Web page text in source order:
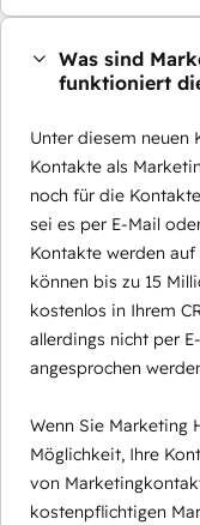
Was sind
funktioniert
Unter diesem neuen
Kontakte als
noch für die
sei es per E-Mail
Kontakte werden auf
können bis zu 15
kostenlos in Ihrem
allerdings nicht per
angesprochen
Wenn Sie Marketing
Möglichkeit, Ihre
von
kostenpflichtigen